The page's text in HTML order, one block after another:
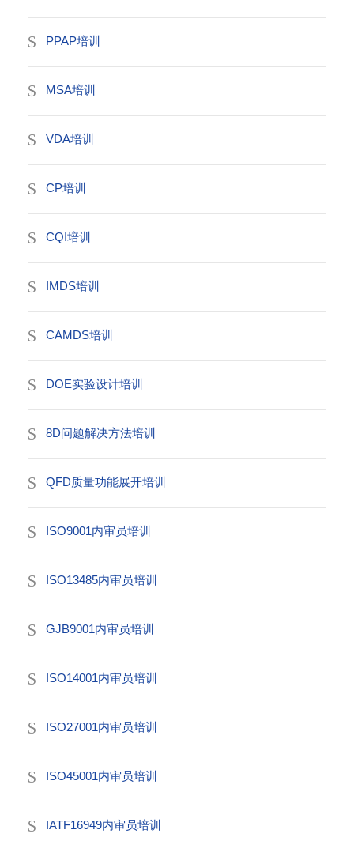
PPAP培训
MSA培训
VDA培训
CP培训
CQI培训
IMDS培训
CAMDS培训
DOE实验设计培训
8D问题解决方法培训
QFD质量功能展开培训
ISO9001内审员培训
ISO13485内审员培训
GJB9001内审员培训
ISO14001内审员培训
ISO27001内审员培训
ISO45001内审员培训
IATF16949内审员培训